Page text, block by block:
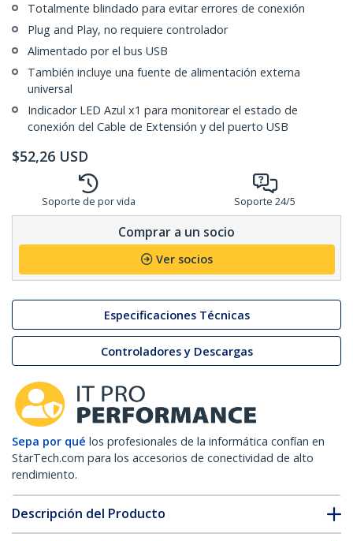
Totalmente blindado para evitar errores de conexión
Plug and Play, no requiere controlador
Alimentado por el bus USB
También incluye una fuente de alimentación externa
universal
Indicador LED Azul x1 para monitorear el estado de
conexión del Cable de Extensión y del puerto USB
$52,26 USD
Soporte de por vida Soporte 24/5
Comprar a un socio
Ver socios
Especificaciones Técnicas
Controladores y Descargas
Sepa por qué los profesionales de la informática confían en
StarTech.com para los accesorios de conectividad de alto
rendimiento.
Descripción del Producto